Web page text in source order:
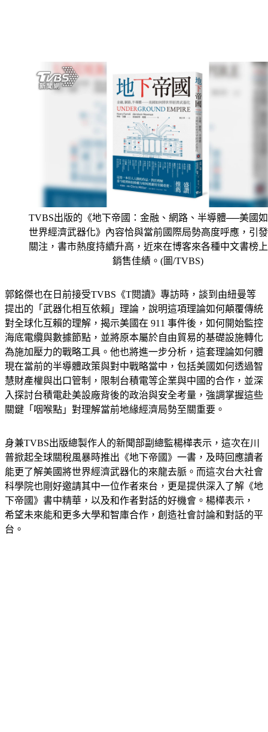
TVBS出版的《地下帝國：金融、網路、半導體──美國
世界經濟武器化》內容恰與當前國際局勢高度呼應，引
關注，書市熱度持續升高，近來在博客來各種中文書榜
銷售佳績。(圖/TVBS)
提出的「武器化相互依賴」理論，說明這項理論如何顛覆傳統
對全球化互賴的理解，揭示美國在 911 事件後，如何開始監控
海底電纜與數據節點，並將原本屬於自由貿易的基礎設施轉化
為施加壓力的戰略工具。他也將進一步分析，這套理論如何體
現在當前的半導體政策與對中戰略當中，包括美國如何透過智
慧財產權與出口管制，限制台積電等企業與中國的合作，並深
入探討台積電赴美設廠背後的政治與安全考量，強調掌握這些
關鍵「咽喉點」對理解當前地緣經濟局勢至關重要。
普掀起全球關稅風暴時推出《地下帝國》一書，及時回應讀者
能更了解美國將世界經濟武器化的來龍去脈。而這次台大社會
科學院也剛好邀請其中一位作者來台，更是提供深入了解《地
下帝國》書中精華，以及和作者對話的好機會。楊樺表示，
希望未來能和更多大學和智庫合作，創造社會討論和對話的平
台。